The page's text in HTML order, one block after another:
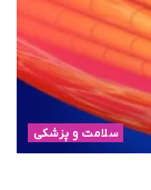
سلامت و پزشکی